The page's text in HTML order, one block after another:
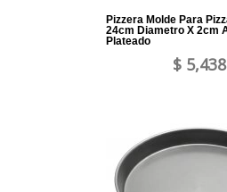
Pizzera Molde Para
24cm Diametro X 2cm
Plateado
$ 5,438